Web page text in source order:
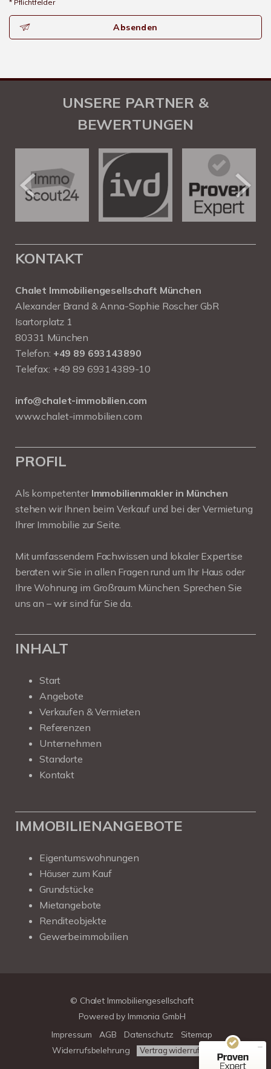
* Pflichtfelder
Absenden
UNSERE PARTNER &
BEWERTUNGEN
KONTAKT
Chalet Immobiliengesellschaft München
Alexander Brand & Anna-Sophie Roscher GbR
Isartorplatz 1
80331 München
Telefon: +49 89 693143890
Telefax: +49 89 69314389-10
info@chalet-immobilien.com
www.chalet-immobilien.com
PROFIL
Als kompetenter Immobilienmakler in München
stehen wir Ihnen beim Verkauf und bei der Vermietung
Ihrer Immobilie zur Seite.
Mit umfassendem Fachwissen und lokaler Expertise
beraten wir Sie in allen Fragen rund um Ihr Haus oder
Ihre Wohnung im Großraum München. Sprechen Sie
uns an – wir sind für Sie da.
INHALT
Start
Angebote
Verkaufen & Vermieten
Referenzen
Unternehmen
Standorte
Kontakt
IMMOBILIENANGEBOTE
Eigentumswohnungen
Häuser zum Kauf
Grundstücke
Mietangebote
Renditeobjekte
Gewerbeimmobilien
© Chalet Immobiliengesellschaft
Powered by Immonia GmbH
Impressum
AGB Datenschutz
Sitemap
Widerrufsbelehrung
Vertrag widerrufen
SEHR GUT
4,78 / 5,00
39
Bewertungen auf
313